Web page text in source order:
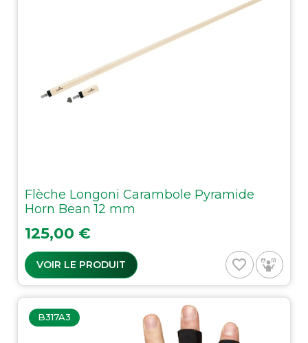
Flèche Longoni Carambole Pyramide
Horn Bean 12 mm
Prix
125,00 €
VOIR LE PRODUIT favorite_border
B317A3